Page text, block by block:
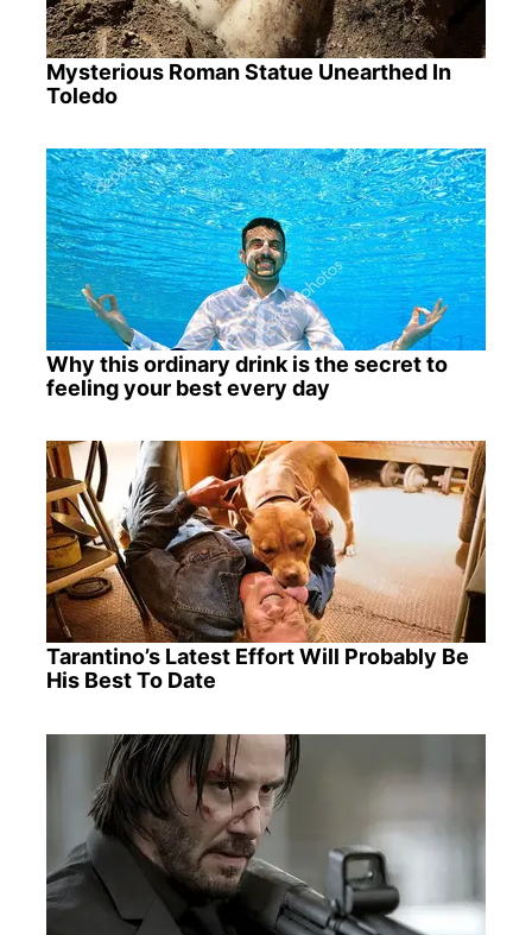
Mysterious Roman Statue Unearthed In
Toledo
Why this ordinary drink is the secret to
feeling your best every day
Tarantino’s Latest Effort Will Probably Be
His Best To Date